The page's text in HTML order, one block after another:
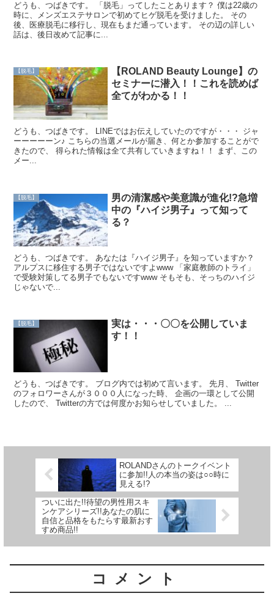
どうも、つばきです。 「脱毛」ってしたことあります？ 僕は22歳の
時に、メンズエステサロンで初めてヒゲ脱毛を受けました。 その
後、医療脱毛に移行し、現在もまだ通っています。 その辺の詳しい
話は、後日改めて記事に...
【脱毛】
【ROLAND Beauty Lounge】の
セミナーに潜入！！これを読めば
全てがわかる！！
どうも、つばきです。 LINEではお伝えしていたのですが・・・ ジャ
ーーーーーン♪ こちらの当選メールが届き、何とか参加することがで
きたので、 得られた情報は全て共有していきますね！！ まず、この
メー...
【脱毛】
男の清潔感や美意識が進化!?急増
中の『ハイジ男子』って知って
る？
どうも、つばきです。 あなたは『ハイジ男子』を知っていますか？
アルプスに移住する男子ではないですよwww 「家庭教師のトライ」
で受験対策してる男子でもないですwww そもそも、そっちのハイジ
じゃないで...
【脱毛】
実は・・・〇〇を公開していま
す！！
どうも、つばきです。 ブログ内では初めて言います。 先月、 Twitter
のフォロワーさんが３０００人になった時、 企画の一環として公開
したので、 Twitterの方では何度かお知らせしていました。 ...
ROLANDさんのトークイベント
に参加!!人の本当の姿は○○時に
見える!?
ついに出た!!待望の男性用スキ
ンケアシリーズ!!あなたの肌に
自信と品格をもたらす最新おす
すめ商品!!
コメント